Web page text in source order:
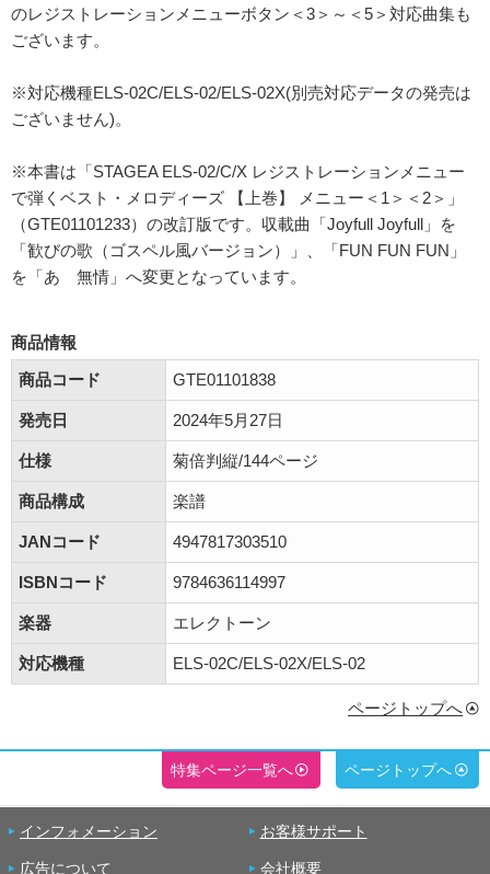
のレジストレーションメニューボタン＜3＞～＜5＞対応曲集も
ございます。
※対応機種ELS-02C/ELS-02/ELS-02X(別売対応データの発売は
ございません)。
※本書は「STAGEA ELS-02/C/X レジストレーションメニュー
で弾くベスト・メロディーズ 【上巻】 メニュー＜1＞＜2＞」
（GTE01101233）の改訂版です。収載曲「Joyfull Joyfull」を
「歓びの歌（ゴスペル風バージョン）」、「FUN FUN FUN」
を「あゝ無情」へ変更となっています。
商品情報
商品コード
GTE01101838
発売日 2024年5月27日
仕様 菊倍判縦/144ページ
商品構成 楽譜
JANコード 4947817303510
ISBNコード 9784636114997
楽器 エレクトーン
対応機種 ELS-02C/ELS-02X/ELS-02
ページトップへ
特集ページ一覧へ ページトップへ
インフォメーション お客様サポート
広告について 会社概要